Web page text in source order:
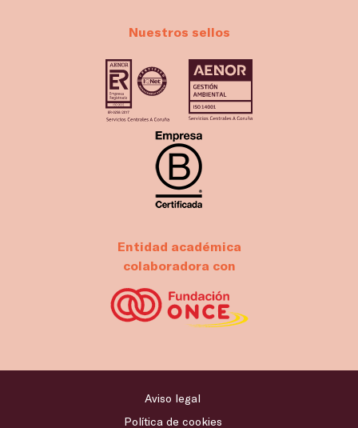
Nuestros sellos
Entidad académica
colaboradora con
Aviso legal
Política de cookies